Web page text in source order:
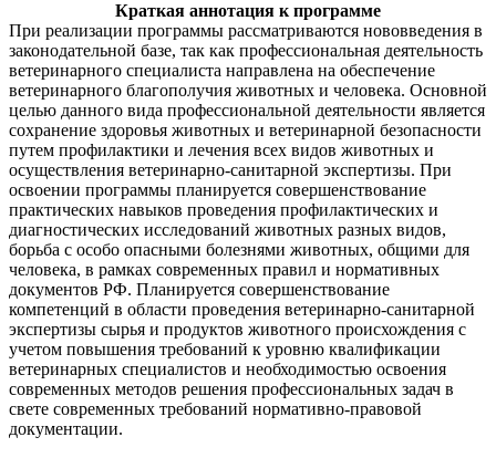
Краткая аннотация к программе
При реализации программы рассматриваются нововведения в
законодательной базе, так как профессиональная деятельность
ветеринарного специалиста направлена на обеспечение
ветеринарного благополучия животных и человека. Основной
целью данного вида профессиональной деятельности является
сохранение здоровья животных и ветеринарной безопасности
путем профилактики и лечения всех видов животных и
осуществления ветеринарно-санитарной экспертизы. При
освоении программы планируется совершенствование
практических навыков проведения профилактических и
диагностических исследований животных разных видов,
борьба с особо опасными болезнями животных, общими для
человека, в рамках современных правил и нормативных
документов РФ. Планируется совершенствование
компетенций в области проведения ветеринарно-санитарной
экспертизы сырья и продуктов животного происхождения с
учетом повышения требований к уровню квалификации
ветеринарных специалистов и необходимостью освоения
современных методов решения профессиональных задач в
свете современных требований нормативно-правовой
документации.